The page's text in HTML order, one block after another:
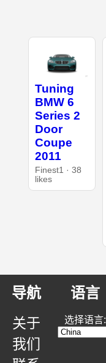
Tuning
BMW 6
Series 2
Door
Coupe
2011
Finest1 · 38
likes
导航
关于
我们
语言
选择语言: